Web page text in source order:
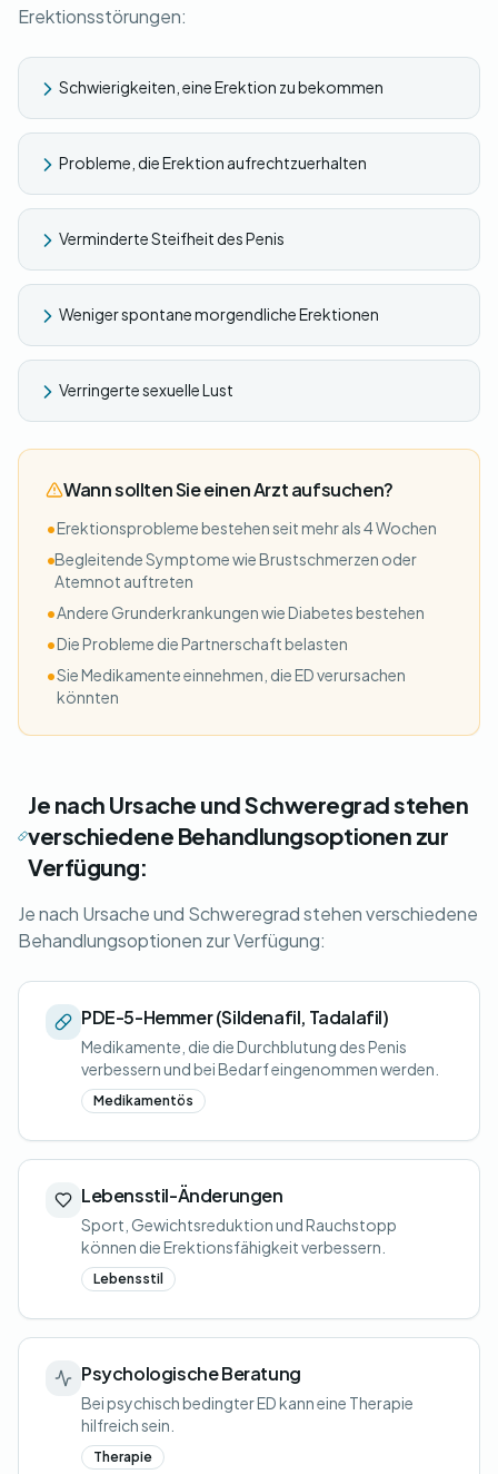
Erektionsstörungen:
Schwierigkeiten, eine Erektion zu bekommen
Probleme, die Erektion aufrechtzuerhalten
Verminderte Steifheit des Penis
Weniger spontane morgendliche Erektionen
Verringerte sexuelle Lust
Wann sollten Sie einen Arzt aufsuchen?
•Erektionsprobleme bestehen seit mehr als 4 Wochen
•Begleitende Symptome wie Brustschmerzen oder
Atemnot auftreten
•Andere Grunderkrankungen wie Diabetes bestehen
•Die Probleme die Partnerschaft belasten
•Sie Medikamente einnehmen, die ED verursachen
könnten
Je nach Ursache und Schweregrad stehen
verschiedene Behandlungsoptionen zur
Verfügung:
Je nach Ursache und Schweregrad stehen verschiedene
Behandlungsoptionen zur Verfügung:
PDE-5-Hemmer (Sildenafil, Tadalafil)
Medikamente, die die Durchblutung des Penis
verbessern und bei Bedarf eingenommen werden.
Medikamentös
Lebensstil-Änderungen
Sport, Gewichtsreduktion und Rauchstopp
können die Erektionsfähigkeit verbessern.
Lebensstil
Psychologische Beratung
Bei psychisch bedingter ED kann eine Therapie
hilfreich sein.
Therapie